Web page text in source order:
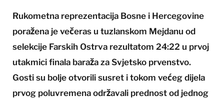
Rukometna reprezentacija Bosne i Hercegovine
poražena je večeras u tuzlanskom Mejdanu od
selekcije Farskih Ostrva rezultatom 24:22 u prvoj
utakmici finala baraža za Svjetsko prvenstvo.
Gosti su bolje otvorili susret i tokom većeg dijela
prvog poluvremena održavali prednost od jednog